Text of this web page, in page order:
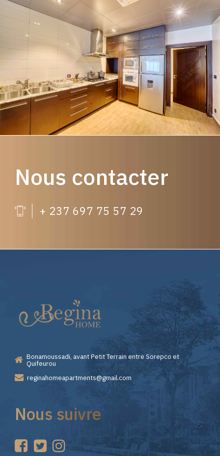
Nous contacter
+ 237 697 75 57 29
Casino
—
Premiers
Pas
sur
Bonamoussadi, avant Petit Terrain entre Sorepco et
Quifeurou
reginahomeapartments@gmail.com
Nous suivre